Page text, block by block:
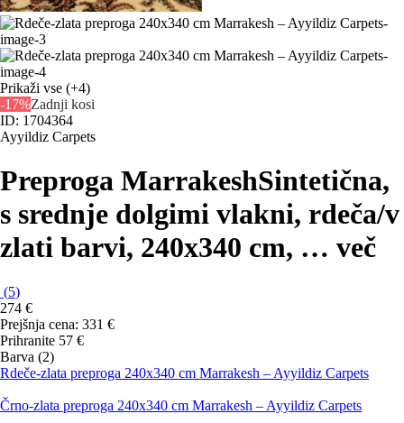
Prikaži vse (+4)
-17%Zadnji kosi
ID: 1704364
Ayyildiz Carpets
Preproga MarrakeshSintetična,
s srednje dolgimi vlakni, rdeča/v
zlati barvi, 240x340 cm, … več
(5)
274 €
Prejšnja cena: 331 €
Prihranite 57 €
Barva (2)
Rdeče-zlata preproga 240x340 cm Marrakesh – Ayyildiz Carpets
Črno-zlata preproga 240x340 cm Marrakesh – Ayyildiz Carpets